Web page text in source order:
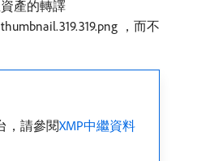
產的轉譯
，而不
，請參閱XMP中繼資料